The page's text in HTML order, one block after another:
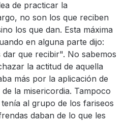
de practicar la
no son los que reciben
los que dan. Esta máxima
en alguna parte dijo:
que recibir". No sabemos
la actitud de aquella
más por la aplicación de
la misericordia. Tampoco
al grupo de los fariseos
daban de lo que les